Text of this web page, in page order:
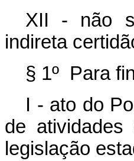
XII - não
indireta
§ 1º Para
I - ato do
de
legislação